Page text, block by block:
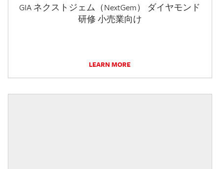
GIA ネクストジェム（NextGem） ダイヤモンド
研修 小売業向け
LEARN MORE